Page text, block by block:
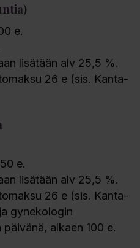
e.
lisätään alv 25,5 %.
26 e (sis. Kanta-
e.
lisätään alv 25,5 %.
26 e (sis. Kanta-
gynekologin
alkaen 100 e.